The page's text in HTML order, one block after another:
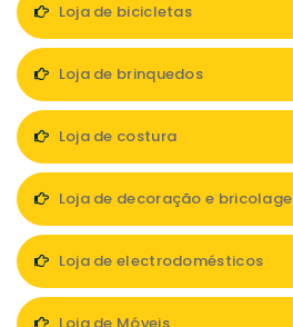
Loja de bicicletas
Loja de brinquedos
Loja de costura
Loja de decoração e bricolage
Loja de electrodomésticos